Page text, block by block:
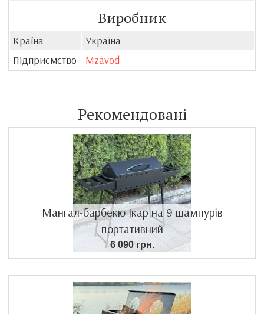
Виробник
Країна
Україна
Підприємство
Mzavod
Рекомендовані
Мангал-барбекю Ікар на 9 шампурів
портативний
6 090 грн.